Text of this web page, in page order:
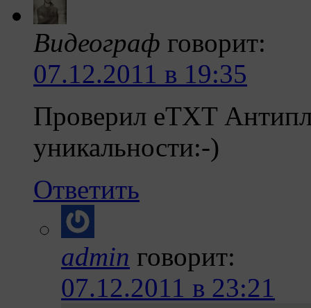
Видеограф говорит:
07.12.2011 в 19:35
Проверил eTXT
уникальности:-)
Ответить
admin говорит:
07.12.2011 в 23:21